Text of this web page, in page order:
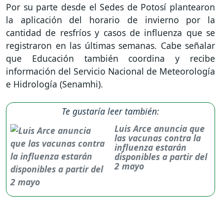
Por su parte desde el Sedes de Potosí plantearon
la aplicación del horario de invierno por la
cantidad de resfríos y casos de influenza que se
registraron en las últimas semanas. Cabe señalar
que Educación también coordina y recibe
información del Servicio Nacional de Meteorología
e Hidrología (Senamhi).
Te gustaría leer también:
Luis Arce anuncia que
las vacunas contra la
influenza estarán
disponibles a partir del
2 mayo